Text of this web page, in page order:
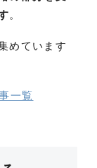
。
めています
一覧